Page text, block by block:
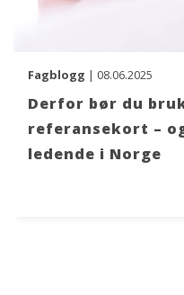
Fagblogg | 08.06.2025
Derfor bør du
referansekort –
ledende i Norge